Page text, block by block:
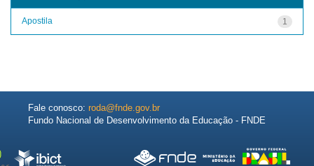
1
Apostila
Fale conosco: roda@fnde.gov.br
Fundo Nacional de Desenvolvimento da Educação - FNDE